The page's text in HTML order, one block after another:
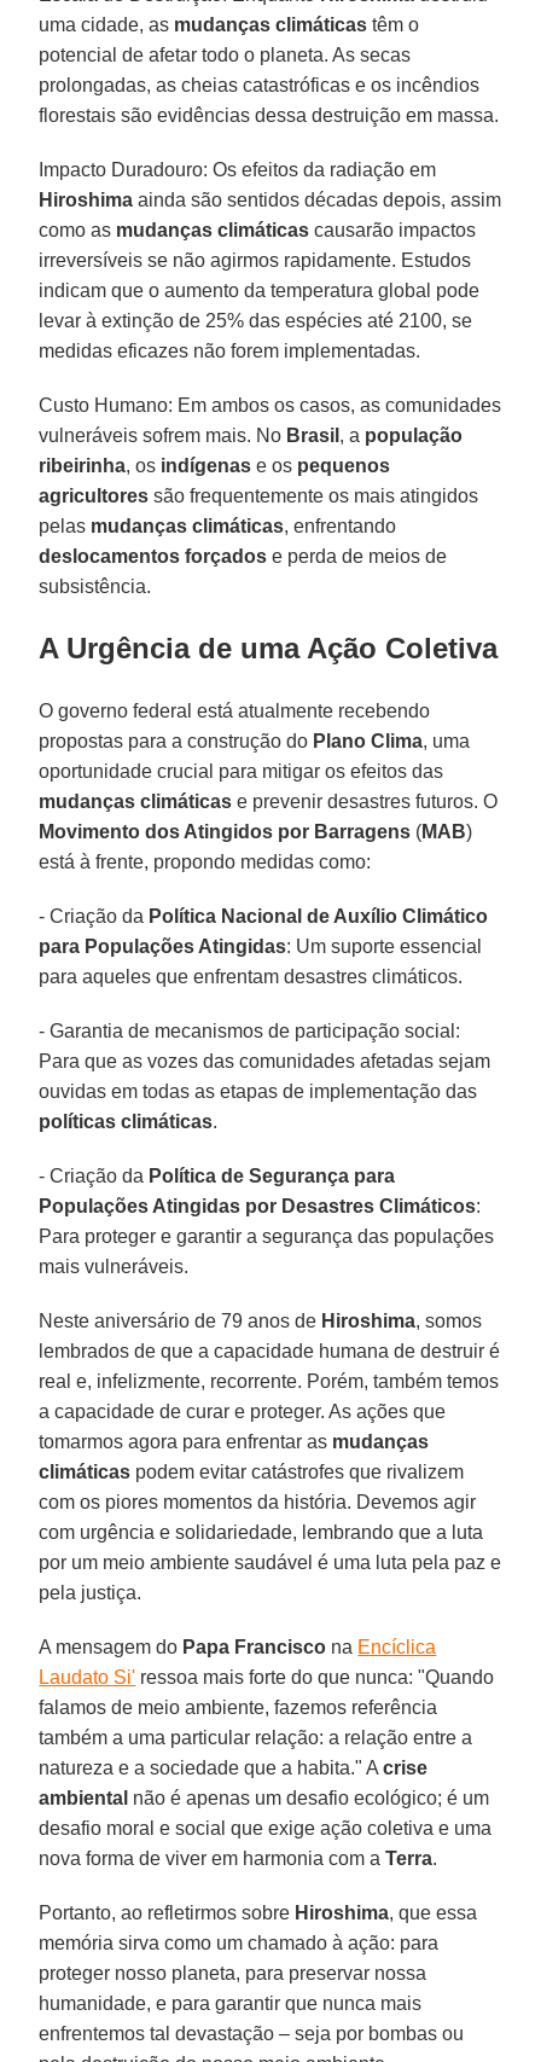
uma cidade, as mudanças climáticas têm o
potencial de afetar todo o planeta. As secas
prolongadas, as cheias catastróficas e os incêndios
florestais são evidências dessa destruição em massa.
Impacto Duradouro: Os efeitos da radiação em
Hiroshima ainda são sentidos décadas depois, assim
como as mudanças climáticas causarão impactos
irreversíveis se não agirmos rapidamente. Estudos
indicam que o aumento da temperatura global pode
levar à extinção de 25% das espécies até 2100, se
medidas eficazes não forem implementadas.
Custo Humano: Em ambos os casos, as comunidades
vulneráveis sofrem mais. No Brasil , a população
ribeirinha, os indígenas e os pequenos
agricultores são frequentemente os mais atingidos
pelas mudanças climáticas, enfrentando
deslocamentos forçados e perda de meios de
subsistência.
A Urgência de uma Ação Coletiva
O governo federal está atualmente recebendo
propostas para a construção do Plano Clima, uma
oportunidade crucial para mitigar os efeitos das
mudanças climáticas e prevenir desastres futuros. O
Movimento dos Atingidos por Barragens (MAB)
está à frente, propondo medidas como:
- Criação da Política Nacional de Auxílio Climático
para Populações Atingidas: Um suporte essencial
para aqueles que enfrentam desastres climáticos.
- Garantia de mecanismos de participação social:
Para que as vozes das comunidades afetadas sejam
ouvidas em todas as etapas de implementação das
políticas climáticas.
- Criação da Política de Segurança para
Populações Atingidas por Desastres Climáticos:
Para proteger e garantir a segurança das populações
mais vulneráveis.
Neste aniversário de 79 anos de Hiroshima, somos
lembrados de que a capacidade humana de destruir é
real e, infelizmente, recorrente. Porém, também temos
a capacidade de curar e proteger. As ações que
tomarmos agora para enfrentar as mudanças
climáticas podem evitar catástrofes que rivalizem
com os piores momentos da história. Devemos agir
com urgência e solidariedade, lembrando que a luta
por um meio ambiente saudável é uma luta pela paz e
pela justiça.
A mensagem do Papa Francisco na Encíclica
Laudato Si' ressoa mais forte do que nunca: "Quando
falamos de meio ambiente, fazemos referência
também a uma particular relação: a relação entre a
natureza e a sociedade que a habita." Acrise
ambiental não é apenas um desafio ecológico; é um
desafio moral e social que exige ação coletiva e uma
nova forma de viver em harmonia com aTerra.
Portanto, ao refletirmos sobre Hiroshima, que essa
memória sirva como um chamado à ação: para
proteger nosso planeta, para preservar nossa
humanidade, e para garantir que nunca mais
enfrentemos tal devastação – seja por bombas ou